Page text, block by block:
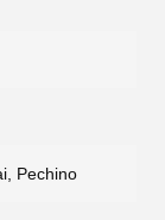
Pechino